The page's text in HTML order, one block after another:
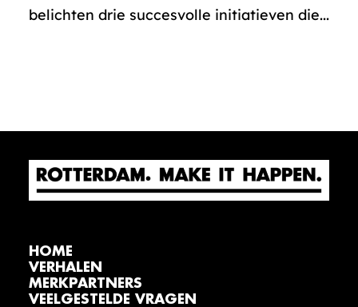
belichten drie succesvolle initiatieven die...
HOME
VERHALEN
MERKPARTNERS
VEELGESTELDE VRAGEN